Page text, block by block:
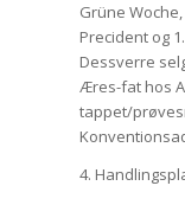
Grüne
Precident og
Dessverre
Æres-fat hos
tappet/
4.